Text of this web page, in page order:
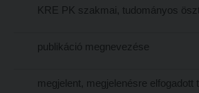
PedKaszt – Bethlen-pályázat
Olvasás- és írástanítás komplex fonomimikával
SZOLGÁLTATÁSAINK
Psallite énekverseny
Innováció a pedagógushivatásban
Tehetség - Hit - Identitás konferencia
KRE PK szakmai, tudományos
publikáció megnevezése
megjelent, megjelenésre elfogadott